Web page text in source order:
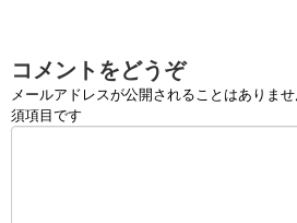
コメントをどうぞ
メールアドレスが公開されることはありませ
須項目です